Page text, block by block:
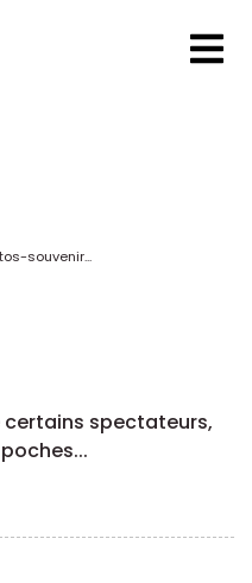
souvenir...
spectateurs,